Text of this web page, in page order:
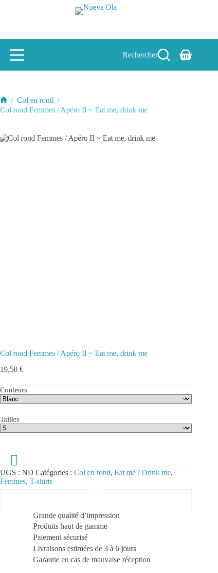
Rechercher
Panier
Accueil
/ Col en rond /
Col rond Femmes / Apéro II ~ Eat me, drink me
Col rond Femmes / Apéro II ~ Eat me, drink me
19,50 €
Couleurs
Tailles
UGS : ND Catégories : Col en rond, Eat me / Drink me,
Femmes, T-shirts
Grande qualité d’impression
Produits haut de gamme
Paiement sécurisé
Livraisons estimées de 3 à 6 jours
Garantie en cas de mauvaise réception